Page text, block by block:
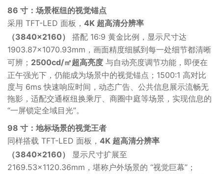
86 寸：场景枢纽的视觉锚点
采用 TFT-LED 面板， 4K 超高清分辨率
（3840×2160）
搭配 16:9 黄金比例，显示尺寸达
1903.87×1070.93mm，画面精度细腻到每一处细节都清晰
可辨； 2500cd/㎡超高亮度 与自动亮度调节功能，即便在
正午强光下，仍能成为场景中的视觉锚点；1500:1 高对比
度与 6ms 快速响应时间，动态广告、公共信息展示流畅无
拖影，适配交通枢纽换乘厅、商圈中庭等场景，实现信息的
“一屏锁定全域目光”。
98 寸：地标场景的视觉王者
同样搭载 TFT-LED 面板， 4K 超高清分辨率
（3840×2160）
显示尺寸扩展至
2169.53×1120.36mm，堪称户外场景的 “视觉巨幕”；